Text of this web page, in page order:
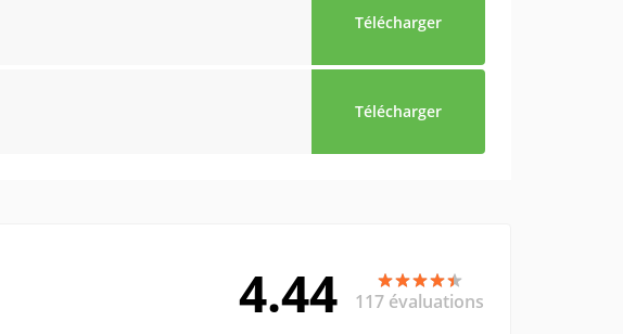
Télécharger
Télécharger
4.44 117 évaluations